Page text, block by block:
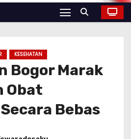
KESEHATAN
Bogor Marak
Obat
Bebas